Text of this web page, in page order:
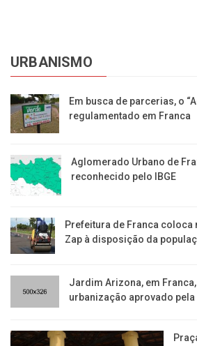
URBANISMO
Em busca de parcerias, o
regulamentado em Franca
Aglomerado Urbano de
reconhecido pelo IBGE
Prefeitura de Franca coloca
Zap à disposição da
Jardim Arizona, em
urbanização aprovado